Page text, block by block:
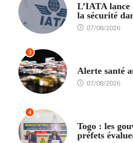
L’IATA lance
la sécurité
07/08/2026
3
Alerte santé
07/08/2026
4
Togo : les
préfets